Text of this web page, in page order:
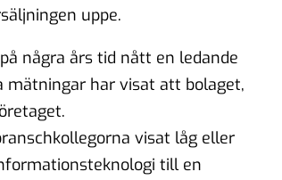
uppe.
några års tid nått en ledande
mätningar har visat att bolaget,
visat låg eller
till en